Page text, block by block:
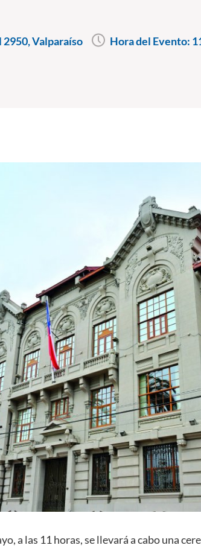
2950, Valparaíso Hora del Evento:
a las 11 horas, se llevará a cabo una